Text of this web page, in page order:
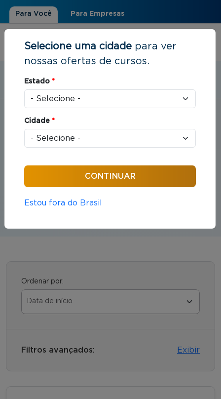
Para Você Para Empresas
Estudar em:Montes Claros, MG
Você está aqui
Cursos em Direito
jurídicas que organizam as relações entre indivíduos
e sociedade.
Ordenar por:
Filtros avançados: Exibir
Selecione uma cidade para ver
nossas ofertas de cursos.
Estado *
Cidade *
Estou fora do Brasil